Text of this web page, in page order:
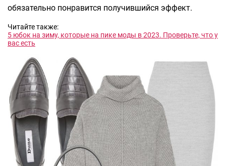
обязательно понравится получившийся эффект.
Читайте также:
5 юбок на зиму, которые на пике моды в 2023. Проверьте, что у
вас есть